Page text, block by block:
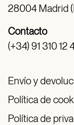
28004 Madrid
Contacto
(+34) 91 310 12
Envío y
Política de
Política de